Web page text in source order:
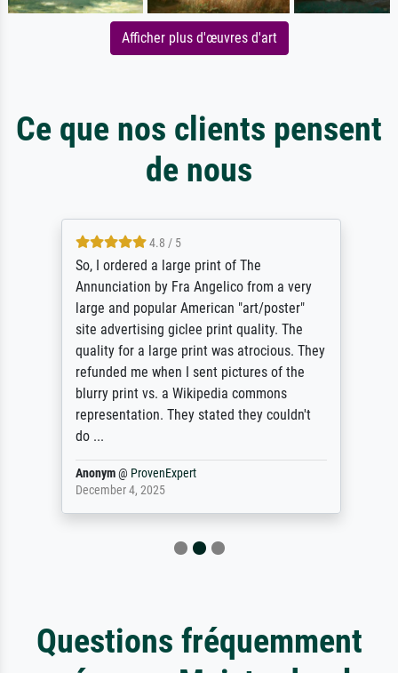
Afficher plus d'œuvres d'art
Ce que nos clients pensent
de nous
4.8 / 5
So, I ordered a large print of The
Annunciation by Fra Angelico from a very
large and popular American "art/poster"
site advertising giclee print quality. The
quality for a large print was atrocious. They
refunded me when I sent pictures of the
blurry print vs. a Wikipedia commons
representation. They stated they couldn't
do ...
Anonym@ ProvenExpert
December 4, 2025
Questions fréquemment